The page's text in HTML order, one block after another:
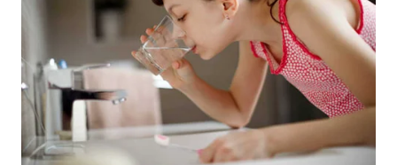
WN
NATUNA
BINTAN